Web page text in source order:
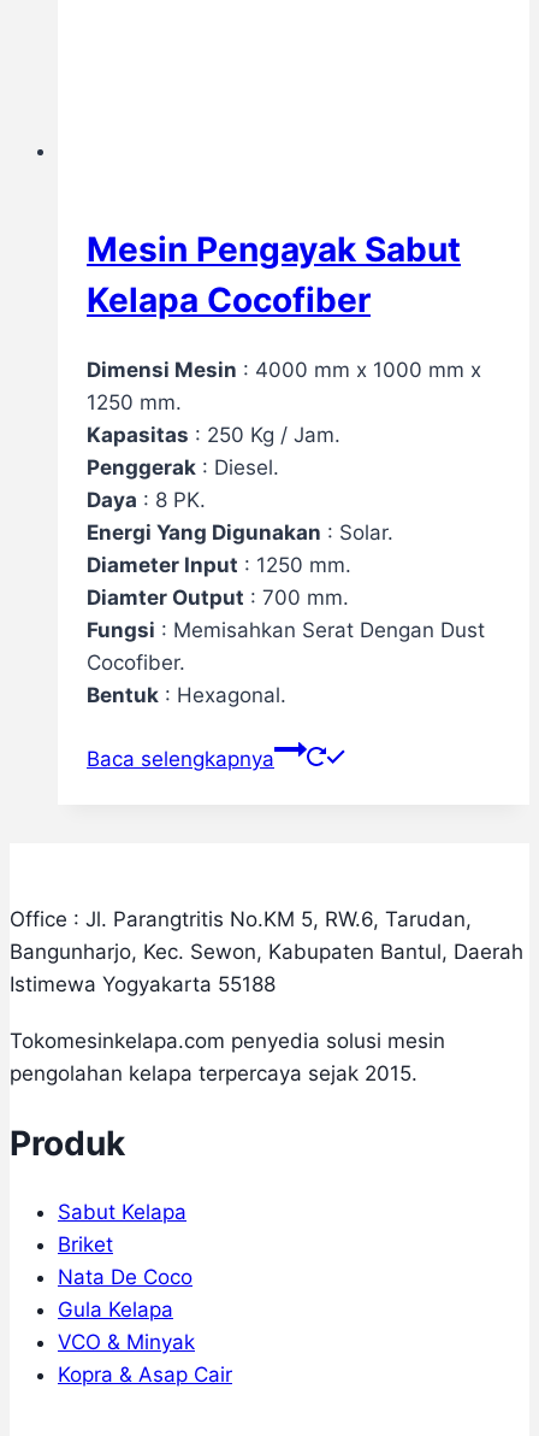
Mesin Pengayak Sabut
Kelapa Cocofiber
Dimensi Mesin : 4000 mm x 1000 mm x
1250 mm.
Kapasitas : 250 Kg / Jam.
Penggerak : Diesel.
Daya : 8 PK.
Energi Yang Digunakan : Solar.
Diameter Input : 1250 mm.
Diamter Output : 700 mm.
Fungsi : Memisahkan Serat Dengan Dust
Cocofiber.
Bentuk : Hexagonal.
Baca selengkapnya
Office : Jl. Parangtritis No.KM 5, RW.6, Tarudan,
Bangunharjo, Kec. Sewon, Kabupaten Bantul, Daerah
Istimewa Yogyakarta 55188
Tokomesinkelapa.com penyedia solusi mesin
pengolahan kelapa terpercaya sejak 2015.
Produk
Sabut Kelapa
Briket
Nata De Coco
Gula Kelapa
VCO & Minyak
Kopra & Asap Cair